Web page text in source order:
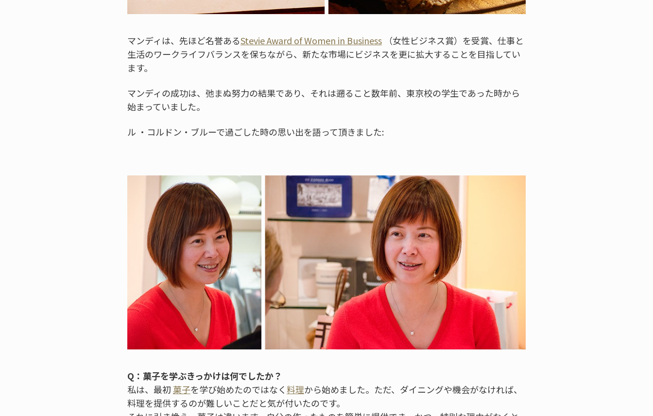
マンディは、先ほど名誉あるStevie Award of Women in Business（女性ビジネス賞）を受賞、仕事と
生活のワークライフバランスを保ちながら、新たな市場にビジネスを更に拡大することを目指してい
ます。
マンディの成功は、弛まぬ努力の結果であり、それは遡ること数年前、東京校の学生であった時から
始まっていました。
ル ・コルドン・ブルーで過ごした時の思い出を語って頂きました:
Q：菓子を学ぶきっかけは何でしたか？
私は、最初菓子を学び始めたのではなく料理から始めました。ただ、ダイニングや機会がなければ、
料理を提供するのが難しいことだと気が付いたのです。